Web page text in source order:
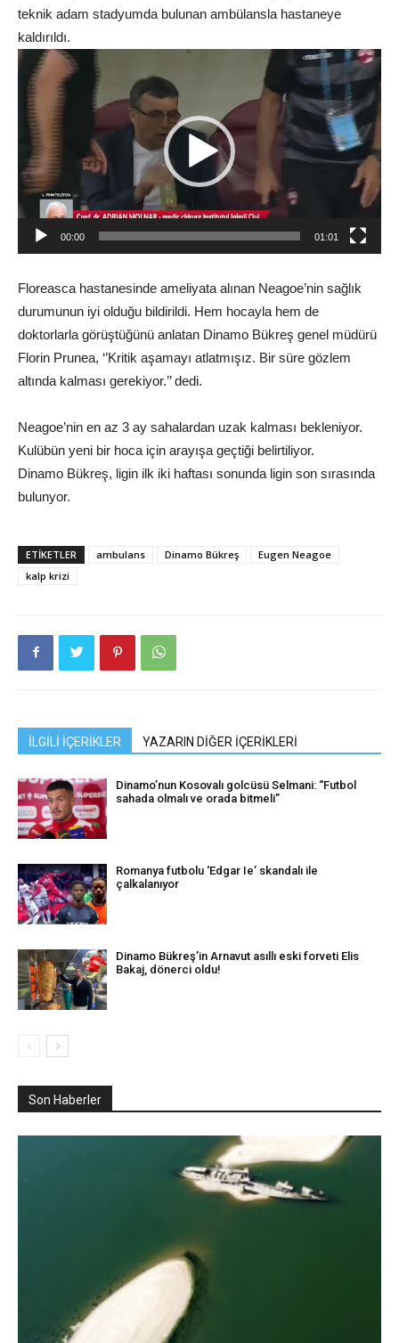
teknik adam stadyumda bulunan ambülansla hastaneye
kaldırıldı.
Video
oynatıcı
00:00 01:01
Floreasca hastanesinde ameliyata alınan Neagoe’nin sağlık
durumunun iyi olduğu bildirildi. Hem hocayla hem de
doktorlarla görüştüğünü anlatan Dinamo Bükreş genel müdürü
Florin Prunea, ‘’Kritik aşamayı atlatmışız. Bir süre gözlem
altında kalması gerekiyor.’’ dedi.
Neagoe’nin en az 3 ay sahalardan uzak kalması bekleniyor.
Kulübün yeni bir hoca için arayışa geçtiği belirtiliyor.
Dinamo Bükreş, ligin ilk iki haftası sonunda ligin son sırasında
bulunyor.
ETIKETLER ambulans Dinamo Bükreş
Eugen Neagoe
kalp krizi
İLGİLİ İÇERİKLER YAZARIN DİĞER İÇERİKLERİ
Dinamo’nun Kosovalı golcüsü Selmani: “Futbol
sahada olmalı ve orada bitmeli”
Romanya futbolu ‘Edgar Ie’ skandalı ile
çalkalanıyor
Dinamo Bükreş’in Arnavut asıllı eski forveti Elis
Bakaj, dönerci oldu!
Son Haberler